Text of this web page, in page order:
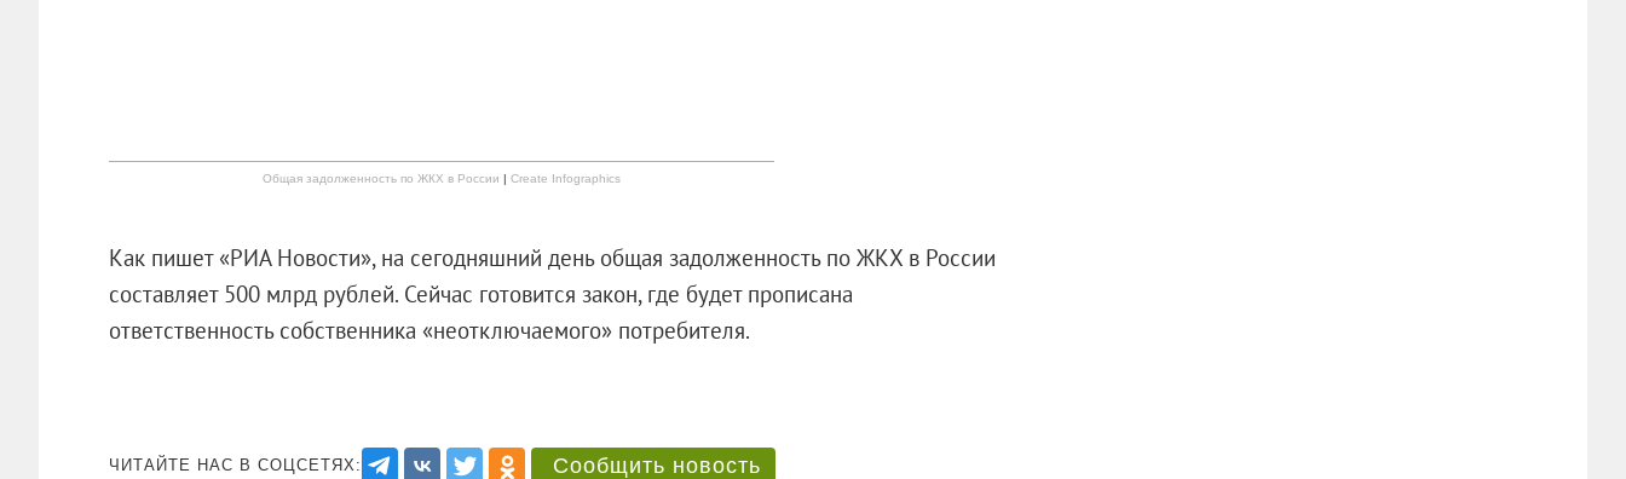
Общая задолженность по ЖКХ в России | Create Infographics
Как пишет «РИА Новости», на сегодняшний день общая задолженность по ЖКХ в России
составляет 500 млрд рублей. Сейчас готовится закон, где будет прописана
ответственность собственника «неотключаемого» потребителя.
ЧИТАЙТЕ НАС В СОЦСЕТЯХ: Сообщить новость